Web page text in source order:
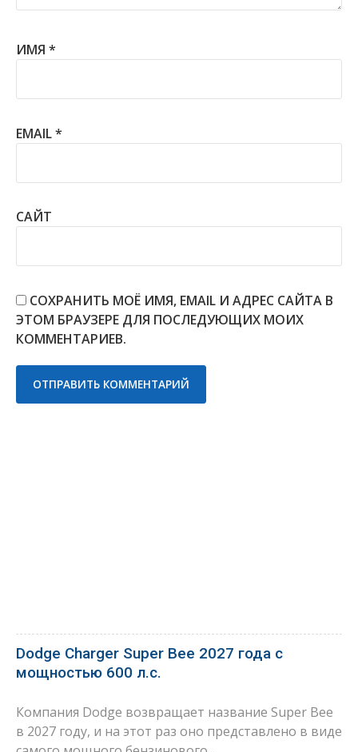
ИМЯ *
EMAIL*
САЙТ
СОХРАНИТЬ МОЁ ИМЯ, EMAIL И АДРЕС САЙТА В
ЭТОМ БРАУЗЕРЕ ДЛЯ ПОСЛЕДУЮЩИХ МОИХ
КОММЕНТАРИЕВ.
Dodge Charger Super Bee 2027 года с
мощностью 600 л.с.
Компания Dodge возвращает название Super Bee
в 2027 году, и на этот раз оно представлено в виде